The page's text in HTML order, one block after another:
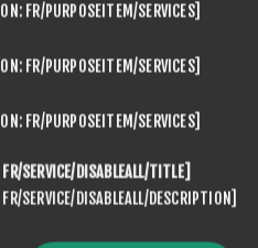
FR/PURPOSEITEM/SERVICES]
FR/PURPOSEITEM/SERVICES]
FR/PURPOSEITEM/SERVICES]
SERVICE/DISABLEALL/TITLE]
SERVICE/DISABLEALL/DESCRIPTION]